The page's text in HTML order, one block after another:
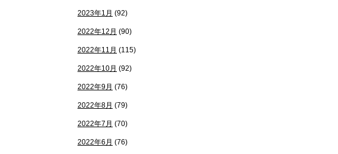
2023年1月 (92)
2022年12月 (90)
2022年11月 (115)
2022年10月 (92)
2022年9月 (76)
2022年8月 (79)
2022年7月 (70)
2022年6月 (76)